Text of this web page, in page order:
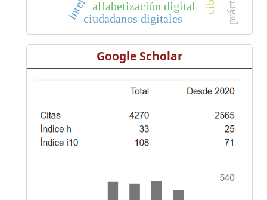
alfabetización digital
ciudadanos digitales
Google Scholar